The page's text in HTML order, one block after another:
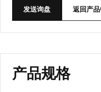
发送询盘 返回产